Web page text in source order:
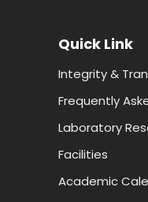
Quick Link
Integrity &
Frequently
Laboratory
Facilities
Academic